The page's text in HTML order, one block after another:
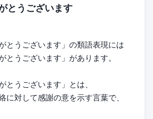
とうございます
とうございます」の類語表現には
とうございます」があります。
とうございます」とは、
に対して感謝の意を示す言葉で、